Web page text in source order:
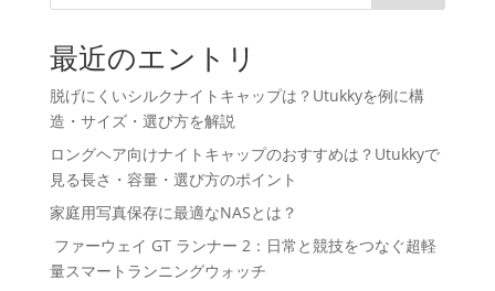
最近のエントリ
脱げにくいシルクナイトキャップは？Utukkyを例に構
造・サイズ・選び方を解説
ロングヘア向けナイトキャップのおすすめは？Utukkyで
見る長さ・容量・選び方のポイント
家庭用写真保存に最適なNASとは？
ファーウェイ GT ランナー 2：日常と競技をつなぐ超軽
量スマートランニングウォッチ